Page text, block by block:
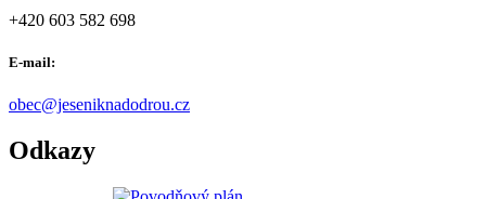
+420 603 582 698
E-mail:
obec@jeseniknadodrou.cz
Odkazy